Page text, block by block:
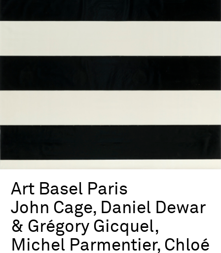
Art Basel Paris
John Cage, Daniel Dewar
& Grégory Gicquel,
Michel Parmentier, Chloé